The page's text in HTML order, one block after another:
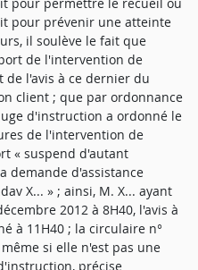
pour prévenir une atteinte
il soulève le fait que
de l'intervention de
de l'avis à ce dernier du
client ; que par ordonnance
d'instruction a ordonné le
de l'intervention de
« suspend d'autant
demande d'assistance
X... » ; ainsi, M. X... ayant
2012 à 8H40, l'avis à
à 11H40 ; la circulaire n°
si elle n'est pas une
précise